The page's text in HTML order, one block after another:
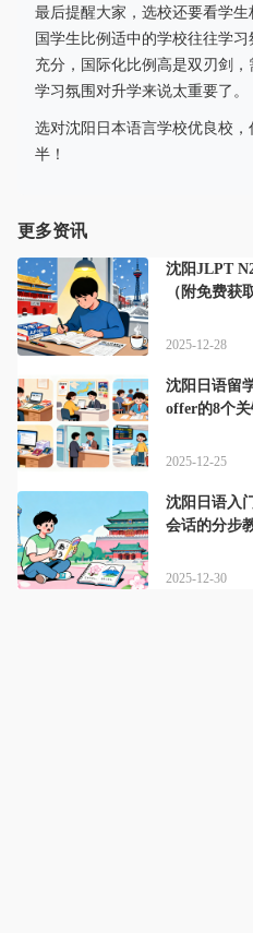
最后提醒大家，选校还要看学
国学生比例适中的学校往往学
充分，国际化比例高是双刃剑
学习氛围对升学来说太重要了。
选对沈阳日本语言学校优良校
半！
更多资讯
沈阳JLPT
（附免费获
2025-12-28
沈阳日语留
offer的8个
2025-12-25
沈阳日语入
会话的分步
2025-12-30